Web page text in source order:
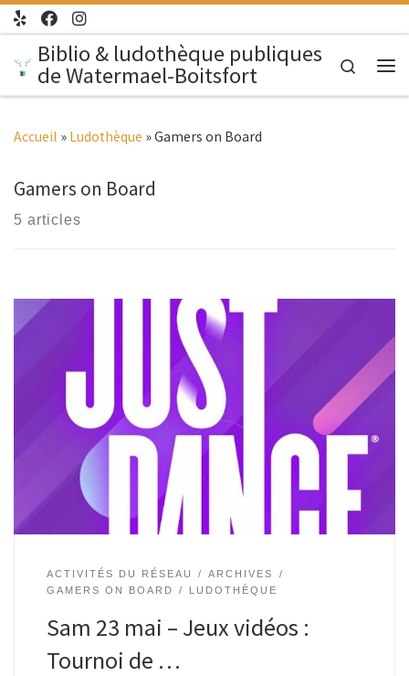
Passer au contenu
Biblio & ludothèque publiques
de Watermael-Boitsfort
Search
Accueil » Ludothèque »Gamers on Board
Gamers on Board
5 articles
Tout public | Bibliothèque de Watermael | 16H – 20H Pour
l’occasion, la ludo se transforme en piste de danse avec
strass et rétroprojecteur.A vous de vous déhancher et
ACTIVITÉS DU RÉSEAU
ARCHIVES
GAMERS ON BOARD
LUDOTHÈQUE
Sam 23 mai – Jeux vidéos :
Tournoi de …